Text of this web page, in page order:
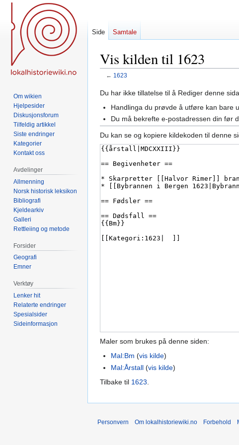
Vis kilden til 1623
← 1623
Hopp
navigering
Hopp
Du har ikke tillatelse til å Rediger denne
Handlinga du prøvde å utføre kan bare
Du må bekrefte e-postadressen din før
Du kan se og kopiere kildekoden til denne
Maler som brukes på denne siden:
Mal:Bm (vis kilde)
Mal:Årstall (vis kilde)
Tilbake til 1623
Side Samtale
Om wikien
Hjelpesider
Diskusjonsforum
Tilfeldig artikkel
Siste endringer
Kategorier
Kontakt oss
Avdelinger
Allmenning
Norsk historisk leksikon
Bibliografi
Kjeldearkiv
Galleri
Rettleiing og metode
Forsider
Geografi
Emner
Verktøy
Lenker hit
Relaterte endringer
Spesialsider
Sideinformasjon
Personvern Om lokalhistoriewiki.no Forbehold